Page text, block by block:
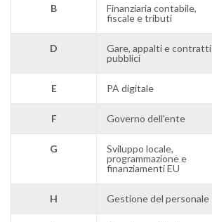
B
Finanziaria contabile,
fiscale e tributi
D
Gare, appalti e contratti
pubblici
E PA digitale
F Governo dell'ente
G
Sviluppo locale,
programmazione e
finanziamenti EU
H Gestione del personale